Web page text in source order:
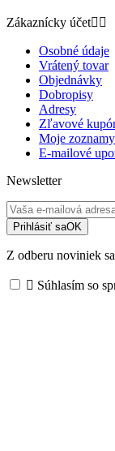
Zákaznícky účet 
Osobné údaje
Vrátený tovar
Objednávky
Dobropisy
Adresy
Zľavové
Moje
E-mailové
Newsletter
Prihlásiť saOK
Z odberu noviniek
 Súhlasím so